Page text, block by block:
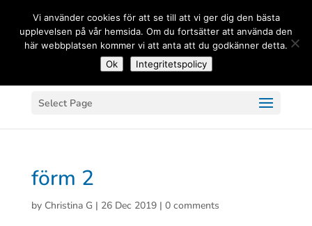
Select Page
förm 2
by Christina G | 26 Dec 2019| 0 comments
Vi använder cookies för att se till att vi ger dig den bästa
upplevelsen på vår hemsida. Om du fortsätter att använda den
här webbplatsen kommer vi att anta att du godkänner detta.
Ok
Integritetspolicy